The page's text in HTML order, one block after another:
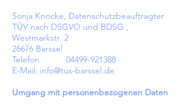
Sonja Knocke, Datenschutzbeauftragter
TÜV nach DSGVO und BDSG ,
Westmarkstr. 2
26676 Barssel
Telefon 04499-921388
E-Mail: info@tus-barssel.de
Umgang mit personenbezogenen Daten